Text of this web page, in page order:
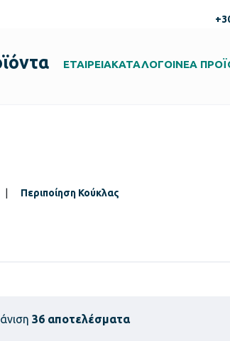
ΕΤΑΙΡΕΙΑΚΑΤΑΛΟΓΟΙΝΕΑ
Περιποίηση Κούκλας
36 αποτελέσματα